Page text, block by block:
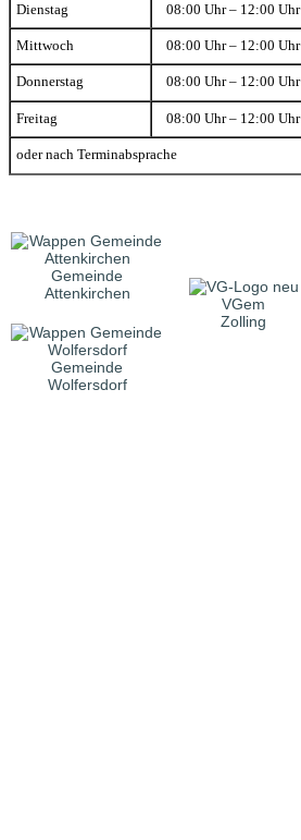
Dienstag 08:00 Uhr – 12:00 Uhr
Mittwoch 08:00 Uhr – 12:00 Uhr
Donnerstag 08:00 Uhr – 12:00 Uhr
Freitag 08:00 Uhr – 12:00 Uhr
oder nach Terminabsprache
Gemeinde
Attenkirchen
VGem
Zolling
Gemeinde
Wolfersdorf